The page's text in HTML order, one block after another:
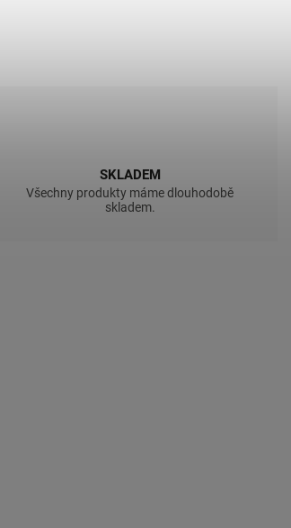
SKLADEM
Všechny produkty máme dlouhodobě
skladem.